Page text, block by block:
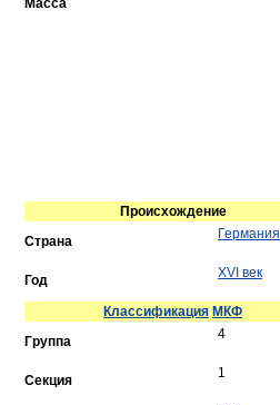
Масса
Происхождение
Страна
Германия
Год XVI век
Классификация МКФ
Группа
4
Секция 1